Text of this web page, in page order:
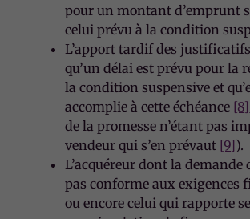
pour un montant d’emprunt
celui prévu à la condition
L’apport tardif des
qu’un délai est prévu pour la
la condition suspensive et
accomplie à cette échéance [8]
de la promesse n’étant pas
vendeur qui s’en prévaut [9]).
L’acquéreur dont la demande
pas conforme aux exigences
ou encore celui qui rapporte